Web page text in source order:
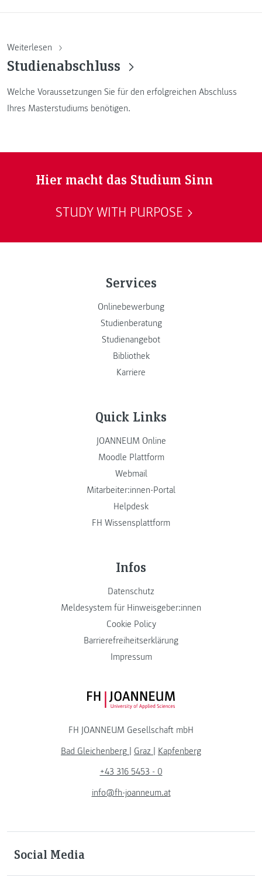
Weiterlesen
Studienabschluss
Welche Voraussetzungen Sie für den erfolgreichen Abschluss
Ihres Masterstudiums benötigen.
Hier macht das Studium Sinn
STUDY WITH PURPOSE
Services
Onlinebewerbung
Studienberatung
Studienangebot
Bibliothek
Karriere
Quick Links
JOANNEUM Online
Moodle Plattform
Webmail
Mitarbeiter:innen-Portal
Helpdesk
FH Wissensplattform
Infos
Datenschutz
Meldesystem für Hinweisgeber:innen
Cookie Policy
Barrierefreiheitserklärung
Impressum
FH JOANNEUM Logo
FH JOANNEUM Gesellschaft mbH
Bad Gleichenberg | Graz | Kapfenberg
+43 316 5453 - 0
info@fh-joanneum.at
Social Media